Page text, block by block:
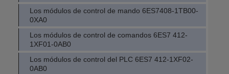
Los módulos de control de mando 6ES7408-1TB00-
0XA0
Los módulos de control de comandos 6ES7 412-
1XF01-0AB0
Los módulos de control del PLC 6ES7 412-1XF02-
0AB0